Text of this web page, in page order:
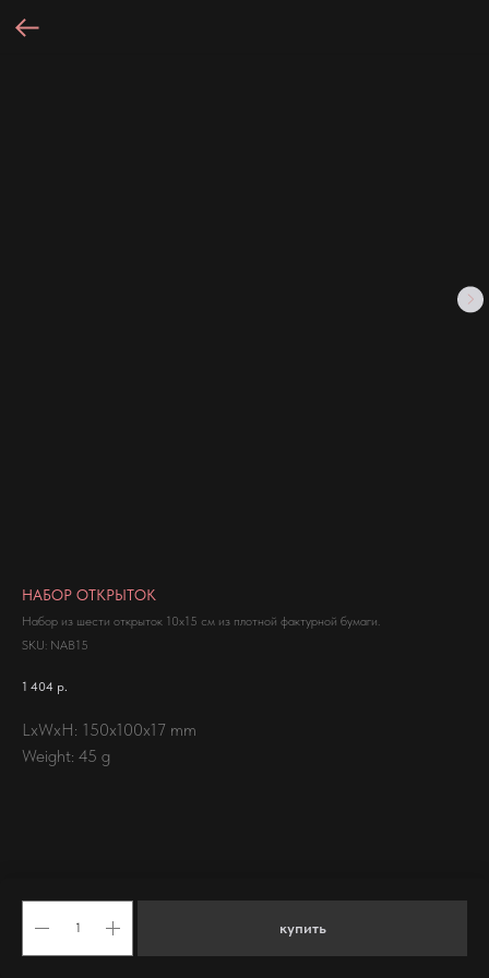
НАБОР ОТКРЫТОК
Набор из шести открыток 10х15 см из плотной фактурной бумаги.
SKU: NAB15
1 404 р.
купить
LxWxH: 150x100x17 mm
Weight: 45 g